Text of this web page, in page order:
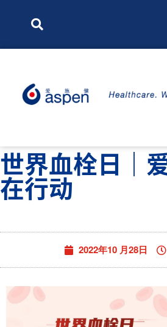
世界血栓日｜
在行动
2022年10 月28日